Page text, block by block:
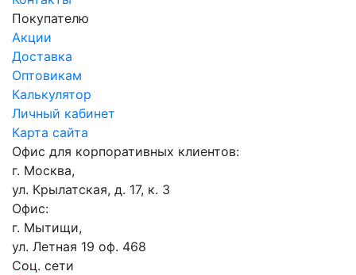
Покупателю
Акции
Доставка
Оптовикам
Калькулятор
Личный кабинет
Карта сайта
Офис для корпоративных клиентов:
г. Москва,
ул. Крылатская, д. 17, к. 3
Офис:
г. Мытищи,
ул. Летная 19 оф. 468
Соц. сети